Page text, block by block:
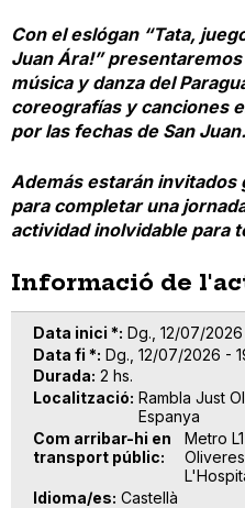
Con el eslógan “Tata,
Juan Ára!”
música y danza del
coreografías y canciones
por las fechas de San Juan.
Además estarán invitados
para completar una
actividad inolvidable para
Informació de
Data inici * Dg., 12/07/
Data fi * Dg., 12/07/2026 -
Durada 2 hs.
Localització Rambla Just
Espanya
Com arribar-hi en
transport públic
Metro
Idioma/es Castellà